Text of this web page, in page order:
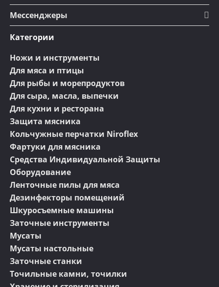
Мессенджеры
Категории
Ножи и инструменты
Для мяса и птицы
Для рыбы и морепродуктов
Для сыра, масла, выпечки
Для кухни и ресторана
Защита мясника
Кольчужные перчатки Niroflex
Фартуки для мясника
Средства Индивидуальной Защиты
Оборудование
Ленточные пилы для мяса
Дезинфекторы помещений
Шкуросъемные машины
Заточные инструменты
Мусаты
Мусаты настольные
Заточные станки
Точильные камни, точилки